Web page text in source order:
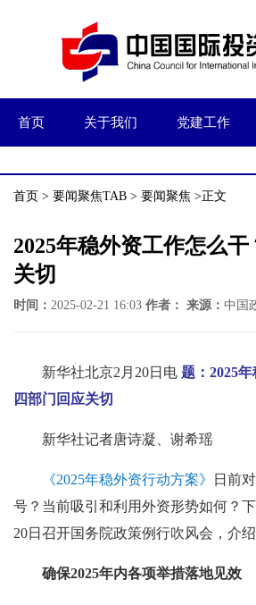
首页 关于我们 党建工作
首页 > 要闻聚焦TAB > 要闻聚焦 >正文
2025年稳外资工作怎么
关切
时间： 2025-02-21 16:03 作者： 来源： 中国
新华社北京2月20日电 题：2025
四部门回应关切
新华社记者唐诗凝、谢希瑶
《2025年稳外资行动方案》
日前
号？当前吸引和利用外资形势如何？
20日召开国务院政策例行吹风会，介绍
确保2025年内各项举措落地见效